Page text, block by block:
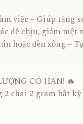
việc – Giúp tăng
dễ chịu, giảm mệt
hoặc đèn xông –
CÓ HẠN! 🔥
2 chai 2 gram bất